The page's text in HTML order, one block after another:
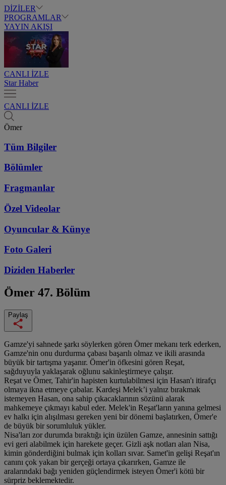
DİZİLER
PROGRAMLAR
YAYIN AKIŞI
CANLI İZLE
Star Haber
CANLI İZLE
Ömer
Tüm Bilgiler
Bölümler
Fragmanlar
Özel Videolar
Oyuncular & Künye
Foto Galeri
Diziden Haberler
Ömer 47. Bölüm
Paylaş
Gamze'yi sahnede şarkı söylerken gören Ömer mekanı terk ederken,
Gamze'nin onu durdurma çabası başarılı olmaz ve ikili arasında
büyük bir tartışma yaşanır. Ömer'in öfkesini gören Reşat,
sağduyuyla yaklaşarak oğlunu sakinleştirmeye çalışır.
Reşat ve Ömer, Tahir'in hapisten kurtulabilmesi için Hasan'ı itirafçı
olmaya ikna etmeye çabalar. Kardeşi Melek’i yalnız bırakmak
istemeyen Hasan, ona sahip çıkacaklarının sözünü alarak
mahkemeye çıkmayı kabul eder. Melek'in Reşat'ların yanına gelmesi
ev halkı için alışılması gereken yeni bir dönemi başlatırken, Ömer'e
de büyük bir sorumluluk yükler.
Nisa'ları zor durumda bıraktığı için üzülen Gamze, annesinin sattığı
evi geri alabilmek için harekete geçer. Gizli aşk notları alan Nisa,
kimin gönderdiğini bulmak için kolları sıvar. Samet'in gelişi Reşat'ın
canını çok yakan bir gerçeği ortaya çıkarırken, Gamze ile
aralarındaki bağı yeniden güçlendirmek isteyen Ömer'i kötü bir
sürpriz beklemektedir.